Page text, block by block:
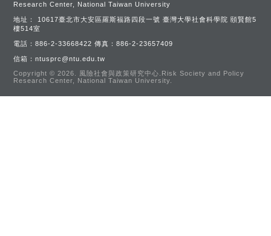
Research Center, National Taiwan University
地址： 10617臺北市大安區羅斯福路四段一號 臺灣大學社會科學院 頤賢館5
樓514室
電話：886-2-33668422 傳真：886-2-23657409
信箱：ntusprc@ntu.edu.tw
Copyright © 2026.
風險社會與政策研究中心.Risk Society and Policy
Research Center, National Taiwan University.